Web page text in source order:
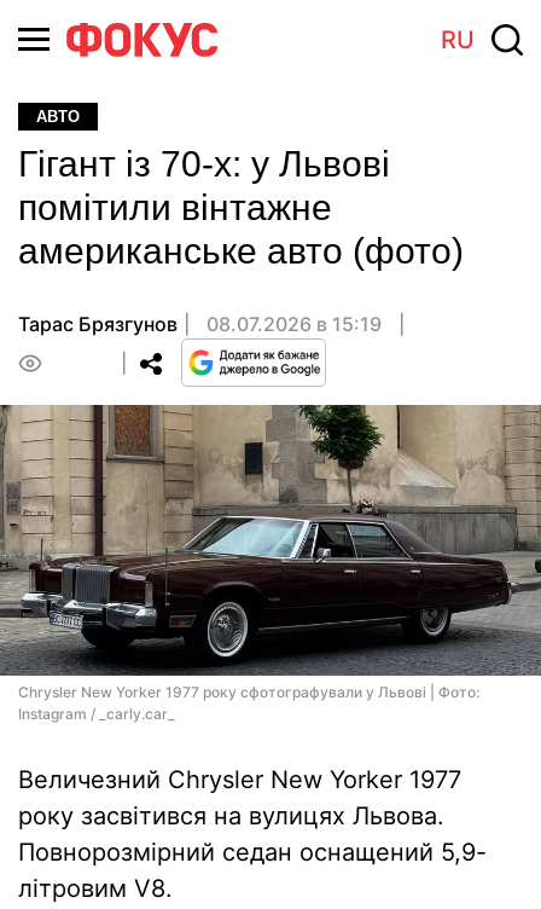
RU
АВТО
Гігант із 70-х: у Львові
помітили вінтажне
американське авто (фото)
Тарас Брязгунов
08.07.2026 в 15:19
Chrysler New Yorker 1977 року сфотографували у Львові | Фото:
Instagram / _carly.car_
Величезний Chrysler New Yorker 1977
року засвітився на вулицях Львова.
Повнорозмірний седан оснащений 5,9-
літровим V8.